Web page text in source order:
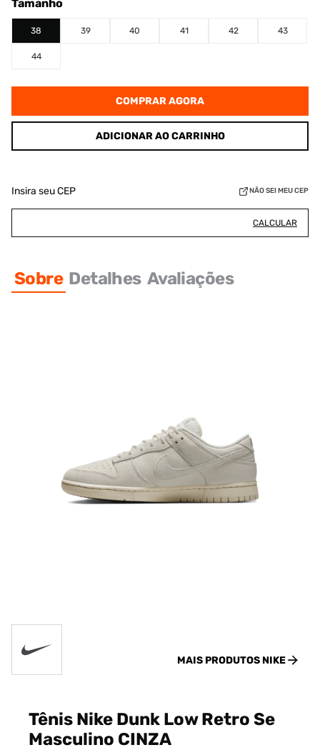
Tamanho
38 39 40 41 42 43
44
COMPRAR AGORA
ADICIONAR AO CARRINHO
Insira seu CEP NÃO SEI MEU CEP
CALCULAR
Sobre Detalhes Avaliações
MAIS PRODUTOS NIKE
Tênis Nike Dunk Low Retro Se
Masculino CINZA